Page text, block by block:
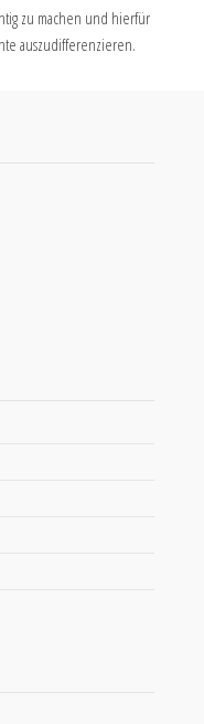
zu machen und hierfür
auszudifferenzieren.